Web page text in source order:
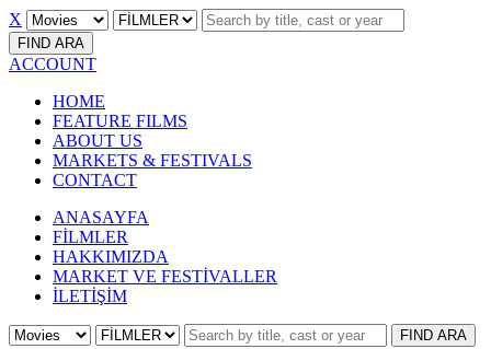
X
FIND ARA
ACCOUNT
HOME
FEATURE FILMS
ABOUT US
MARKETS & FESTIVALS
CONTACT
ANASAYFA
FİLMLER
HAKKIMIZDA
MARKET VE FESTİVALLER
İLETİŞİM
FIND ARA